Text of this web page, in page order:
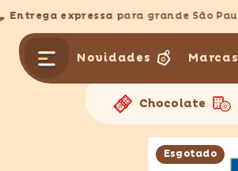
expressapara grande São Paulo
Novidades Marcas
Chocolate
Esgotado